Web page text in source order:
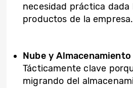
necesidad práctica dada
productos de la empresa.
Nube y
Tácticamente clave
migrando del